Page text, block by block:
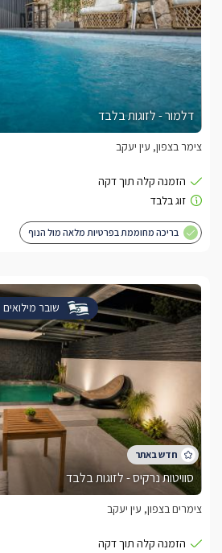
דלמור - לזוגות בלבד
צימר בצפון, עין יעקב
בריכה מחוממת בפרטיות מלאה מול הנוף
שובר מילואים
סוויטות נרקיס - לזוגות בלבד
צימרים בצפון, עין יעקב